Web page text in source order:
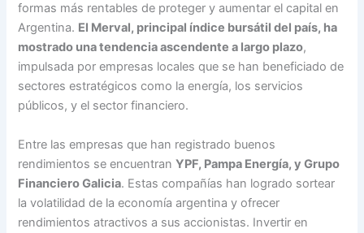
formas más rentables de proteger y aumentar el capital en
Argentina. El Merval, principal índice bursátil del país, ha
mostrado una tendencia ascendente a largo plazo,
impulsada por empresas locales que se han beneficiado de
sectores estratégicos como la energía, los servicios
públicos, y el sector financiero.
Entre las empresas que han registrado buenos
rendimientos se encuentranYPF, Pampa Energía, y Grupo
Financiero Galicia. Estas compañías han logrado sortear
la volatilidad de la economía argentina y ofrecer
rendimientos atractivos a sus accionistas. Invertir en